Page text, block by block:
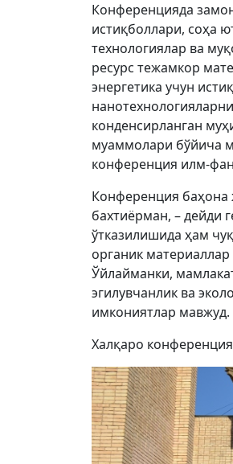
Конференцияда
истиқболлари, соҳа
технологиялар ва
ресурс тежамкор
энергетика учун
конденсирланган
муаммолари бўйича
конференция илм-
Конференция баҳона
бахтиёрман, – дейди
ўтказилишида ҳам
органик
Ўйлайманки,
эгилувчанлик ва
имкониятлар
Халқаро